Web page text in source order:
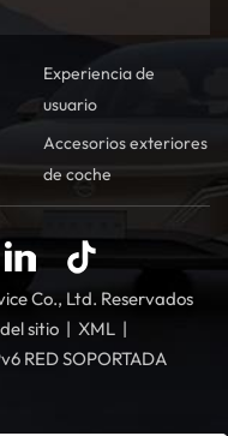
Experiencia de
usuario
Accesorios exteriores
de coche
Co., Ltd. Reservados
sitio | XML |
RED SOPORTADA